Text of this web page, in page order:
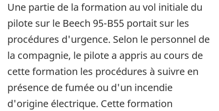
Une partie de la formation au vol initiale du
pilote sur le Beech 95-B55 portait sur les
procédures d'urgence. Selon le personnel de
la compagnie, le pilote a appris au cours de
cette formation les procédures à suivre en
présence de fumée ou d'un incendie
d'origine électrique. Cette formation